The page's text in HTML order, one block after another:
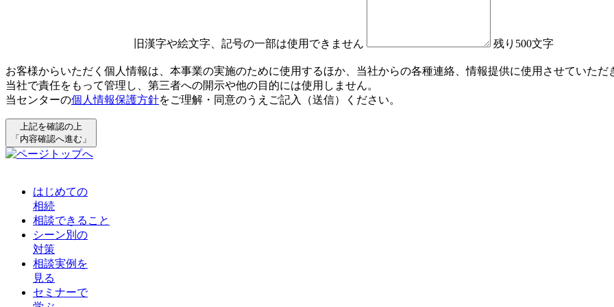
旧漢字や絵文字、記号の一部は使用できません 残り 500文字
お客様からいただく個人情報は、本事業の実施のために使用するほか、当社からの各種連絡、情報提供に使用させていただ
当社で責任をもって管理し、第三者への開示や他の目的には使用しません。
当センターの個人情報保護方針をご理解・同意のうえご記入（送信）ください。
上記を確認の上
「内容確認へ進む」
はじめての
相続
相談できること
シーン別の
対策
相談実例を
見る
セミナーで